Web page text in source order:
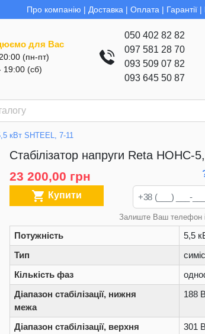
Про компанію | Доставка | Оплата | Гарантії |
для Вас
(пн-пт)
19:00 (сб)
050 402 82 82
097 581 28 70
093 509 07 82
093 645 50 87
кВт SHTEEL, 7-11
Стабілізатор напруги Reta НОНС-
23 200,00 грн
 Купити
Залиште Ваш телефон
Потужність
5,5
Тип
Кількість фаз
Діапазон стабілізації, нижня
межа
188
Діапазон стабілізації, верхня
301